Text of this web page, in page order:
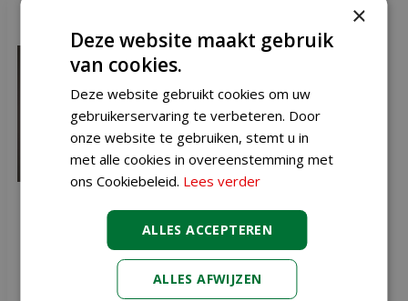
Lumineo Led kaars D7,5 H
13,5 cm licht grijs
×
Deze website maakt gebruik
van cookies.
Deze website gebruikt cookies om uw
gebruikerservaring te verbeteren. Door
onze website te gebruiken, stemt u in
met alle cookies in overeenstemming met
ons Cookiebeleid. Lees verder
ALLES ACCEPTEREN
ALLES AFWIJZEN